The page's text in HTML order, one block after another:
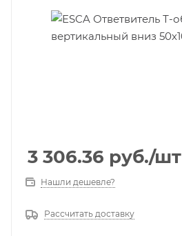
3 306.36 руб./шт
Нашли дешевле?
Рассчитать доставку